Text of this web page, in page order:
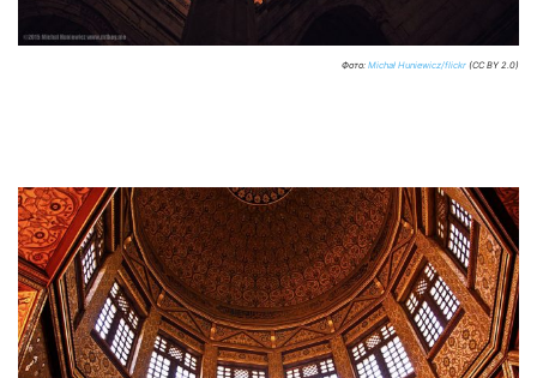
Фото: Michał Huniewicz/flickr (CC BY 2.0)